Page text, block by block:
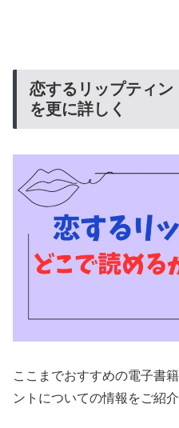
恋するリップティ
を更に詳しく
ここまでおすすめの電子書
ントについての情報をご紹介